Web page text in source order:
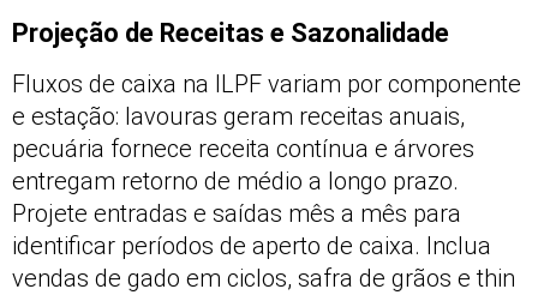
Projeção de Receitas e Sazonalidade
Fluxos de caixa na ILPF variam por componente
e estação: lavouras geram receitas anuais,
pecuária fornece receita contínua e árvores
entregam retorno de médio a longo prazo.
Projete entradas e saídas mês a mês para
identificar períodos de aperto de caixa. Inclua
vendas de gado em ciclos, safra de grãos e thin